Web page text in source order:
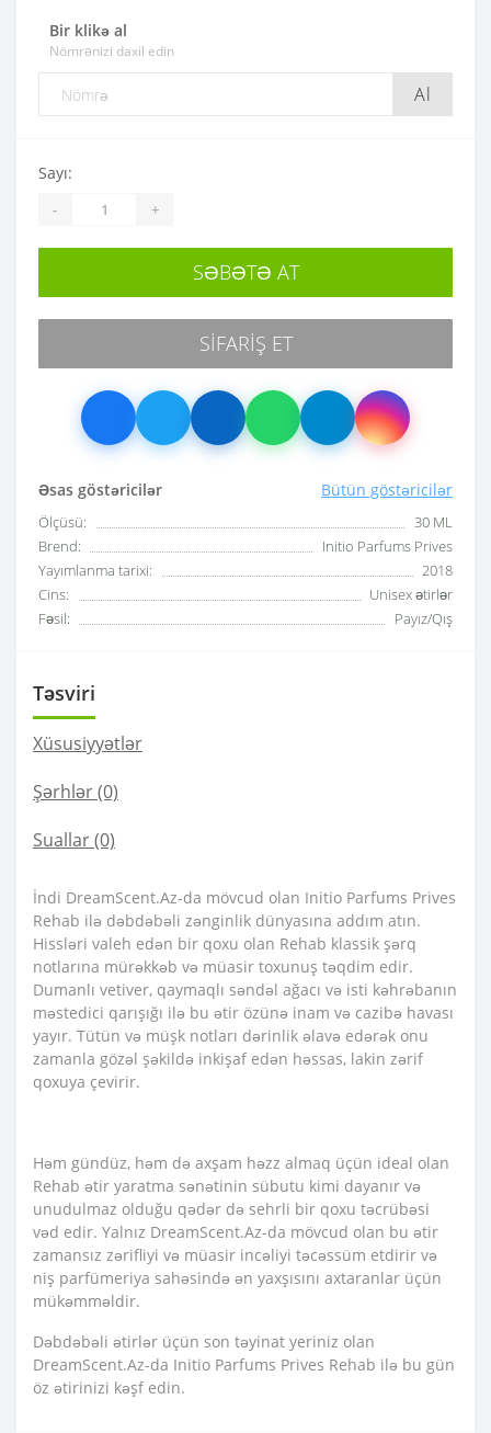
Bir klikə al
Nömrənizi daxil edin
Al
Əsas göstəricilər Bütün göstəricilər
Ölçüsü:
30 ML
Brend:
Initio Parfums Prives
Yayımlanma tarixi:
2018
Cins:
Unisex ətirlər
Fəsil:
Payız/Qış
Sayı:
- +
SƏBƏTƏ AT
SIFARIŞ ET
Təsviri
Xüsusiyyətlər
Şərhlər (0)
Suallar(0)
İndi DreamScent.Az-da mövcud olan Initio Parfums Prives
Rehab ilə dəbdəbəli zənginlik dünyasına addım atın.
Hissləri valeh edən bir qoxu olan Rehab klassik şərq
notlarına mürəkkəb və müasir toxunuş təqdim edir.
Dumanlı vetiver, qaymaqlı səndəl ağacı və isti kəhrəbanın
məstedici qarışığı ilə bu ətir özünə inam və cazibə havası
yayır. Tütün və müşk notları dərinlik əlavə edərək onu
zamanla gözəl şəkildə inkişaf edən həssas, lakin zərif
qoxuya çevirir.
Həm gündüz, həm də axşam həzz almaq üçün ideal olan
Rehab ətir yaratma sənətinin sübutu kimi dayanır və
unudulmaz olduğu qədər də sehrli bir qoxu təcrübəsi
vəd edir. Yalnız DreamScent.Az-da mövcud olan bu ətir
zamansız zərifliyi və müasir incəliyi təcəssüm etdirir və
niş parfümeriya sahəsində ən yaxşısını axtaranlar üçün
mükəmməldir.
Dəbdəbəli ətirlər üçün son təyinat yeriniz olan
DreamScent.Az-da Initio Parfums Prives Rehab ilə bu gün
öz ətirinizi kəşf edin.